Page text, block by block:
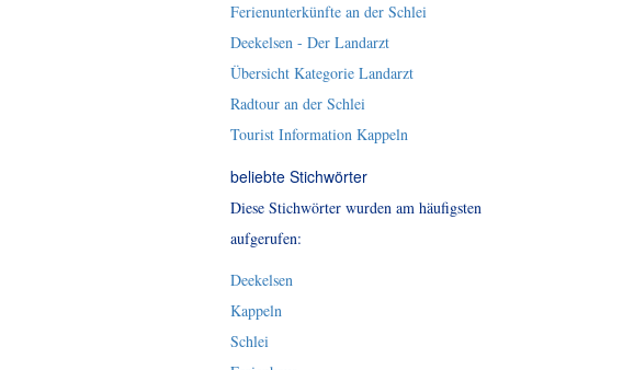
Ferienunterkünfte an der Schlei
Deekelsen - Der Landarzt
Übersicht Kategorie Landarzt
Radtour an der Schlei
Tourist Information Kappeln
beliebte Stichwörter
Diese Stichwörter wurden am häufigsten
aufgerufen:
Deekelsen
Kappeln
Schlei